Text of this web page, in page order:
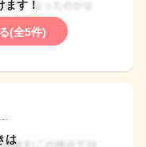
ます！
(全5件)
は